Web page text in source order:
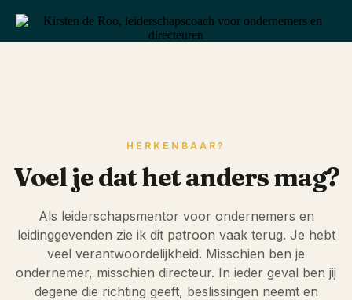
HERKENBAAR?
Voel je dat het anders mag?
Als leiderschapsmentor voor ondernemers en
leidinggevenden zie ik dit patroon vaak terug. Je hebt
veel verantwoordelijkheid. Misschien ben je
ondernemer, misschien directeur. In ieder geval ben jij
degene die richting geeft, beslissingen neemt en